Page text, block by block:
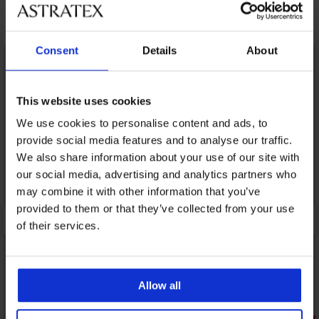
Consent Details About
This website uses cookies
We use cookies to personalise content and ads, to
provide social media features and to analyse our traffic.
We also share information about your use of our site with
our social media, advertising and analytics partners who
may combine it with other information that you’ve
provided to them or that they’ve collected from your use
of their services.
Allow all
Открийте подобни артикули
LIMITED